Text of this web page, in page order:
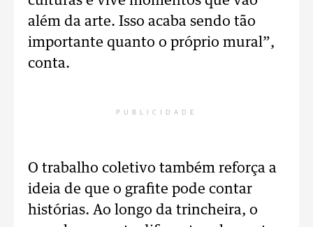
além da arte. Isso acaba sendo tão
importante quanto o próprio mural”,
conta.
PUBLICIDADE
O trabalho coletivo também reforça a
ideia de que o grafite pode contar
histórias. Ao longo da trincheira, o